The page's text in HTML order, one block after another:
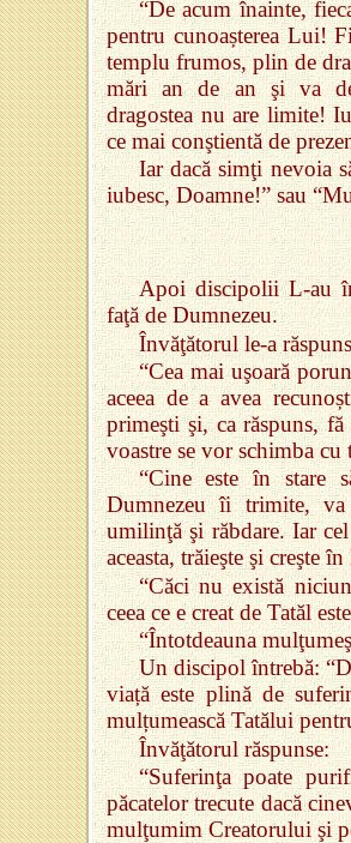
“De acum înainte,
pentru cunoașterea Lui!
templu frumos, plin de
mări an de an şi va
dragostea nu are limite!
ce mai conştientă de
Iar dacă simţi nevoia
iubesc, Doamne!” sau
Apoi discipolii L‑au
faţă de Dumnezeu.
Învăţătorul le‑a
“Cea mai uşoară
aceea de a avea
primeşti şi, ca răspuns,
voastre se vor schimba
“Cine este în stare
Dumnezeu îi trimite,
umilinţă şi răbdare. Iar
aceasta, trăieşte şi creşte
“Căci nu există
ceea ce e creat de Tatăl
“Întotdeauna
Un discipol întrebă:
viață este plină de
mulțumească Tatălui
Învăţătorul răspunse:
“Suferinţa poate
păcatelor trecute dacă
mulţumim Creatorului şi